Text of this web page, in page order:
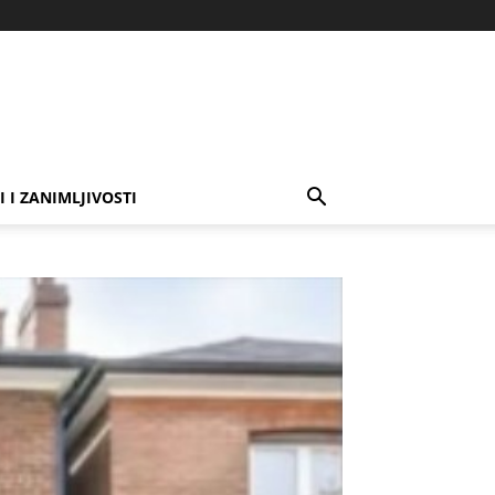
I ZANIMLJIVOSTI